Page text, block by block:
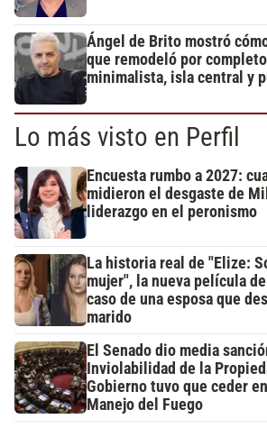
Ángel de Brito mostró
que remodeló por
minimalista, isla central y
Lo más visto en Perfil
Encuesta rumbo a 2027:
midieron el desgaste de
liderazgo en el peronismo
La historia real de "Elize:
mujer", la nueva película
caso de una esposa que
marido
El Senado dio media
Inviolabilidad de la
Gobierno tuvo que ceder
Manejo del Fuego